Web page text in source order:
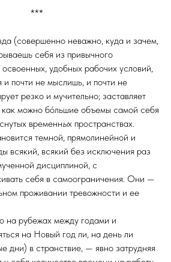
***
(совершенно неважно, куда и зачем,
себя из привычного
удобных рабочих условий,
почти не мыслишь, и почти не
резко и мучительно; заставляет
как можно бóльшие объемы самой себя
временных пространствах.
темной, прямолинейной и
всякий, всякий без исключения раз
дисциплиной, с
себя в самоограничения. Они —
проживании тревожности и ее
на рубежах между годами и
на Новый год ли, на день ли
дни) в странствие, — явно затрудняя